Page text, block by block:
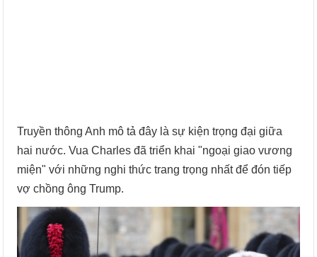
Truyền thông Anh mô tả đây là sự kiện trọng đại giữa
hai nước. Vua Charles đã triển khai "ngoại giao vương
miện" với những nghi thức trang trọng nhất để đón tiếp
vợ chồng ông Trump.